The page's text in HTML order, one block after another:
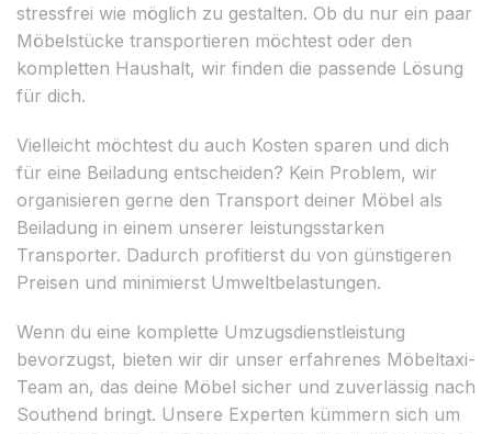
stressfrei wie möglich zu gestalten. Ob du nur ein paar
Möbelstücke transportieren möchtest oder den
kompletten Haushalt, wir finden die passende Lösung
für dich.
Vielleicht möchtest du auch Kosten sparen und dich
für eine Beiladung entscheiden? Kein Problem, wir
organisieren gerne den Transport deiner Möbel als
Beiladung in einem unserer leistungsstarken
Transporter. Dadurch profitierst du von günstigeren
Preisen und minimierst Umweltbelastungen.
Wenn du eine komplette Umzugsdienstleistung
bevorzugst, bieten wir dir unser erfahrenes Möbeltaxi-
Team an, das deine Möbel sicher und zuverlässig nach
Southend bringt. Unsere Experten kümmern sich um